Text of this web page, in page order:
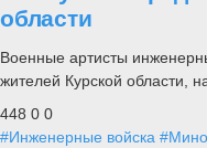
области
Военные артисты
жителей Курской области,
448 0 0
#Инженерные войска